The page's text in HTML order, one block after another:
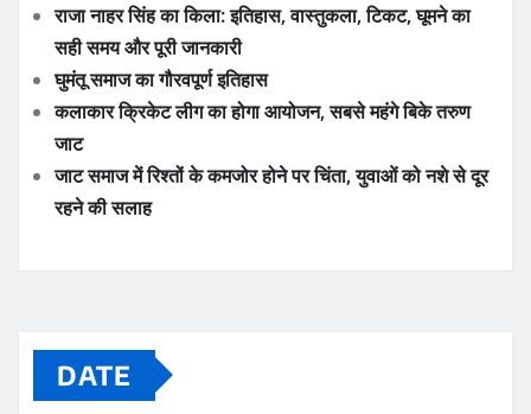
राजा नाहर सिंह का किला: इतिहास, वास्तुकला, टिकट, घूमने का
सही समय और पूरी जानकारी
घुमंतू समाज का गौरवपूर्ण इतिहास
कलाकार क्रिकेट लीग का होगा आयोजन, सबसे महंगे बिके तरुण
जाट
जाट समाज में रिश्तों के कमजोर होने पर चिंता, युवाओं को नशे से दूर
रहने की सलाह
DATE